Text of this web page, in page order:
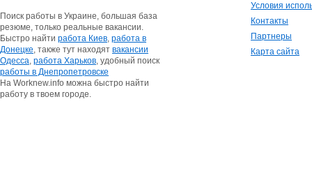
Поиск работы в Украине, большая база
резюме, только реальные вакансии.
Быстро найти работа Киев, работа в
Донецке, также тут находят вакансии
Одесса, работа Харьков, удобный поиск
работы в Днепропетровске
На Worknew.info можна быстро найти
работу в твоем городе.
Условия
Контакты
Партнеры
Карта сайта